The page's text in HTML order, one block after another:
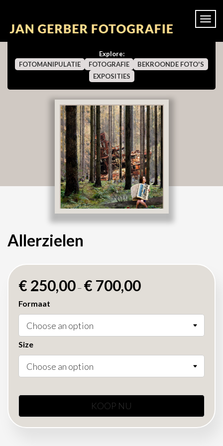
Explore:
FOTOMANIPULATIE
FOTOGRAFIE
BEKROONDE FOTO'S
EXPOSITIES
Allerzielen
€ 250,00– € 700,00
Formaat
Size
KOOP NU